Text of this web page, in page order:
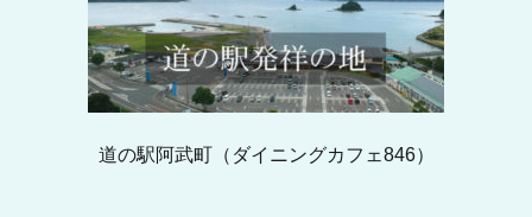
道の駅阿武町（ダイニングカフェ846）